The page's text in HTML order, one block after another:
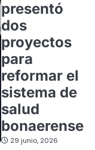
presentó
dos
proyectos
para
reformar el
sistema de
salud
bonaerense
29 junio, 2026